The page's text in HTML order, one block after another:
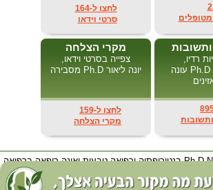
לחצו ל-164
סרטי וידאו
מקרי הצלחה
צפייה בסרטי וידאו,
יונה ליאור Ph.D מסבירה
לחצו ל-159
מקרי הצלחה
רדיו,
יונה ליאור Ph.D עונה
יונה ליאור בעלת תואר Ph.D-N.D בנטורופתיה ורפואה טבעית ואינה רופאה ברפואה